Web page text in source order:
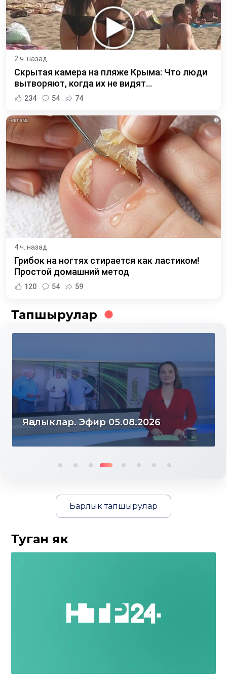
2 ч. назад
Скрытая камера на пляже Крыма: Что люди
вытворяют, когда их не видят...
234 54 74
i
4 ч. назад
Грибок на ногтях стирается как ластиком!
Простой домашний метод
120 54 59
Тапшырулар
Яңалыклар. Эфир 04.08.2026
Барлык тапшырулар
Туган як